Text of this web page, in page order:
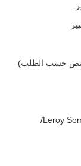
مولد التيار: ستامفورد Stamford/ليروي سومر Leroy Somer/